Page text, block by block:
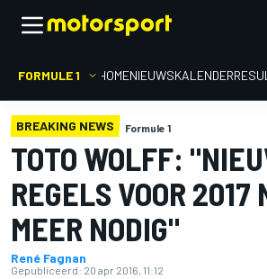
FORMULE 1 HOMENIEUWSKALENDER
BREAKING NEWS Formule 1
TOTO WOLFF:
REGELS VOOR 2017
MEER NODIG"
René Fagnan
Gepubliceerd: 20 apr 2016, 11:12